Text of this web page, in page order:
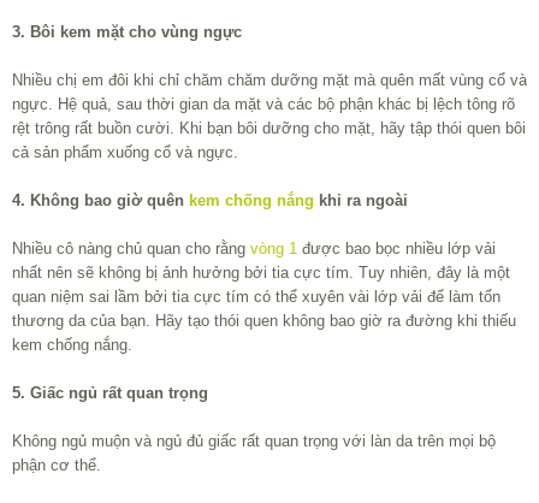
3. Bôi kem mặt cho vùng ngực
Nhiều chị em đôi khi chỉ chăm chăm dưỡng mặt mà quên mất vùng cổ và
ngực. Hệ quả, sau thời gian da mặt và các bộ phận khác bị lệch tông rõ
rệt trông rất buồn cười. Khi bạn bôi dưỡng cho mặt, hãy tập thói quen bôi
cả sản phẩm xuống cổ và ngực.
4. Không bao giờ quên kem chống nắng khi ra ngoài
Nhiều cô nàng chủ quan cho rằng vòng 1 được bao bọc nhiều lớp vải
nhất nên sẽ không bị ảnh hưởng bởi tia cực tím. Tuy nhiên, đây là một
quan niệm sai lầm bởi tia cực tím có thể xuyên vài lớp vải để làm tổn
thương da của bạn. Hãy tạo thói quen không bao giờ ra đường khi thiếu
kem chống nắng.
5. Giấc ngủ rất quan trọng
Không ngủ muộn và ngủ đủ giấc rất quan trọng với làn da trên mọi bộ
phận cơ thể.